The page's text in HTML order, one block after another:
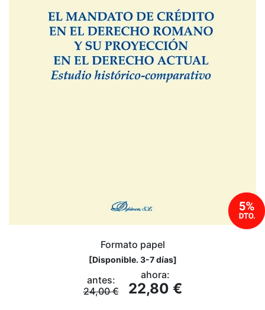
Formato papel
[Disponible. 3-7 días]
antes:
24,00 €
ahora:
22,80 €